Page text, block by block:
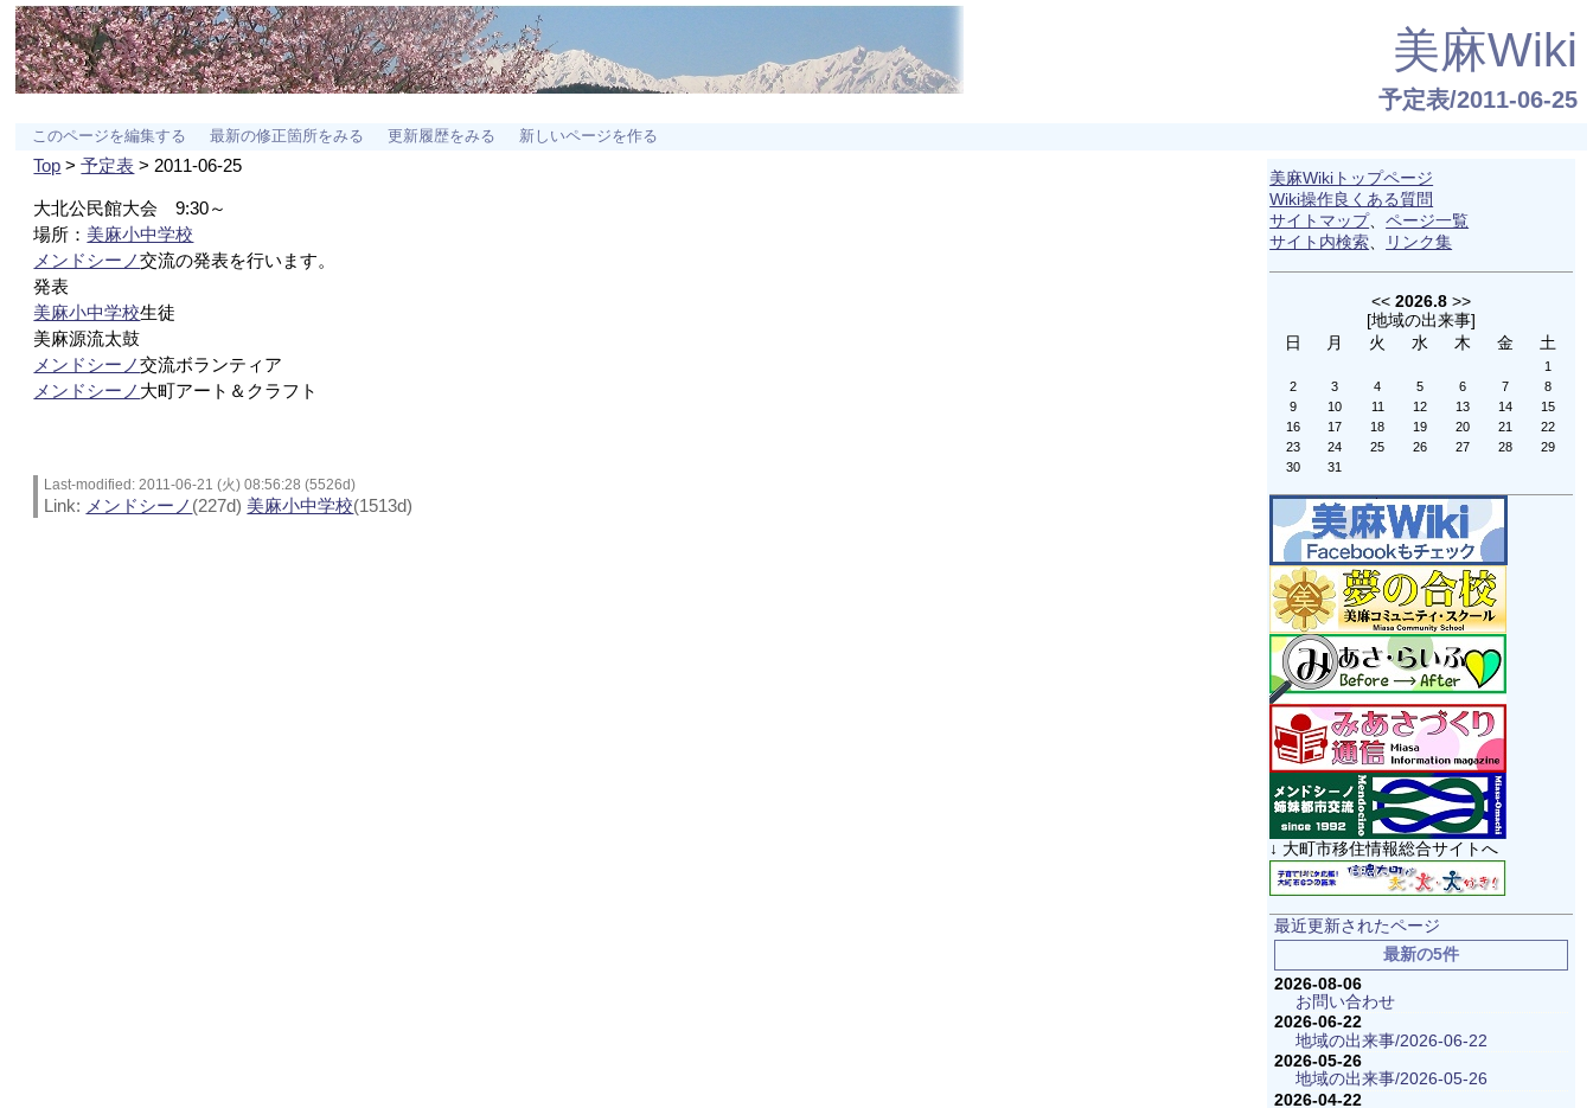
美麻Wiki
予定表/2011-06-25
このページを編集する 最新の修正箇所をみる 更新履歴をみる 新しいページを作る
Top >予定表 > 2011-06-25
大北公民館大会 9:30～
場所： 美麻小中学校
メンドシーノ交流の発表を行います。
発表
美麻小中学校生徒
美麻源流太鼓
メンドシーノ交流ボランティア
メンドシーノ 大町アート＆クラフト
Last-modified: 2011-06-21 (火) 08:56:28 (5526d)
Link: メンドシーノ (227d) 美麻小中学校(1513d)
美麻Wikiトップページ
Wiki操作良くある質問
サイトマップ、ページ一覧
サイト内検索、 リンク集
<< 2026.8 >>
[地域の出来事]
日
月 火 水 木 金 土
1
2
3 4 5 6 7
8
9
10 11 12 13 14
15
16
17 18 19 20 21
22
23
24 25 26 27 28
29
30
31
↓ 大町市移住情報総合サイトへ
最近更新されたページ
最新の5件
2026-08-06
お問い合わせ
2026-06-22
地域の出来事/2026-06-22
2026-05-26
地域の出来事/2026-05-26
2026-04-22